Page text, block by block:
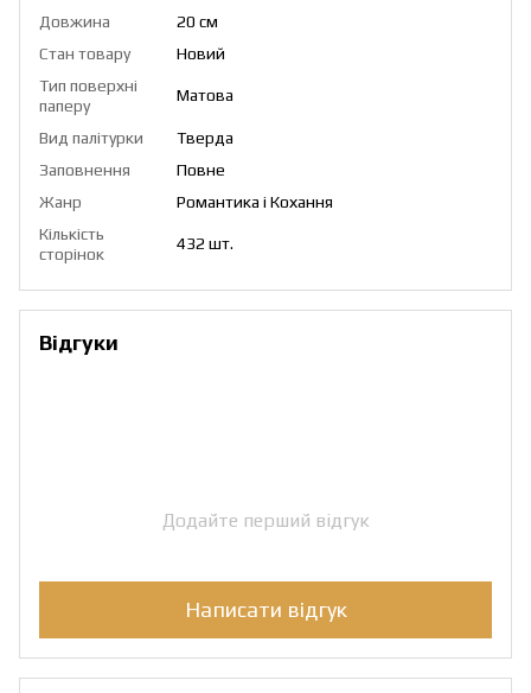
Довжина
20 см
Стан товару
Новий
Тип поверхні
паперу
Матова
Вид палітурки
Тверда
Заповнення
Повне
Жанр
Романтика і Кохання
Кількість
сторінок
432 шт.
Відгуки
Додайте перший відгук
Написати відгук